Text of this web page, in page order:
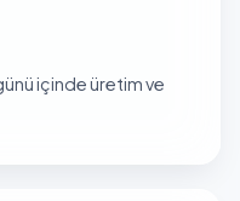
içinde üretim ve